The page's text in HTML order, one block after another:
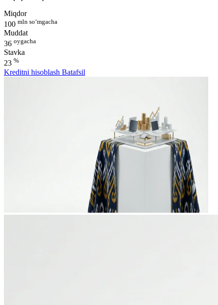
Miqdor
100 mln so‘mgacha
Muddat
36 oygacha
Stavka
23 %
Kreditni hisoblash Batafsil